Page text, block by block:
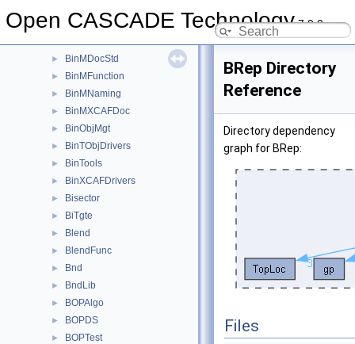
Open CASCADE Technology7.9.0
BinMDataXtd
► BinMDocStd
► BinMFunction
► BinMNaming
► BinMXCAFDoc
► BinObjMgt
► BinTObjDrivers
► BinTools
► BinXCAFDrivers
► Bisector
► BiTgte
► Blend
► BlendFunc
► Bnd
► BndLib
► BOPAlgo
► BOPDS
► BOPTest
BRep Directory
Reference
Directory dependency
graph for BRep:
Files